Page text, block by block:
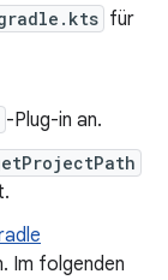
für
-Plug-in an.
Im folgenden